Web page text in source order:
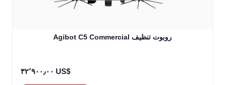
Agibot C5 Commercial روبوت تنظيف
٣٢٬٩٠٠٫٠٠ US$